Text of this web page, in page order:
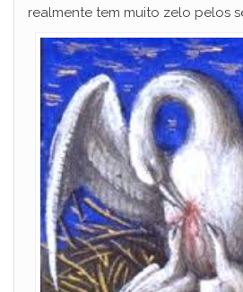
realmente tem muito zelo pelos